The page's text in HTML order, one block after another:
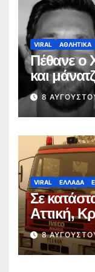
VIRAL ΑΘΛΗΤΙΚΑ
Πέθανε ο
και
8
VIRAL ΕΛΛΑΔΑ
Σε
Αττική,
την
πολύ
8